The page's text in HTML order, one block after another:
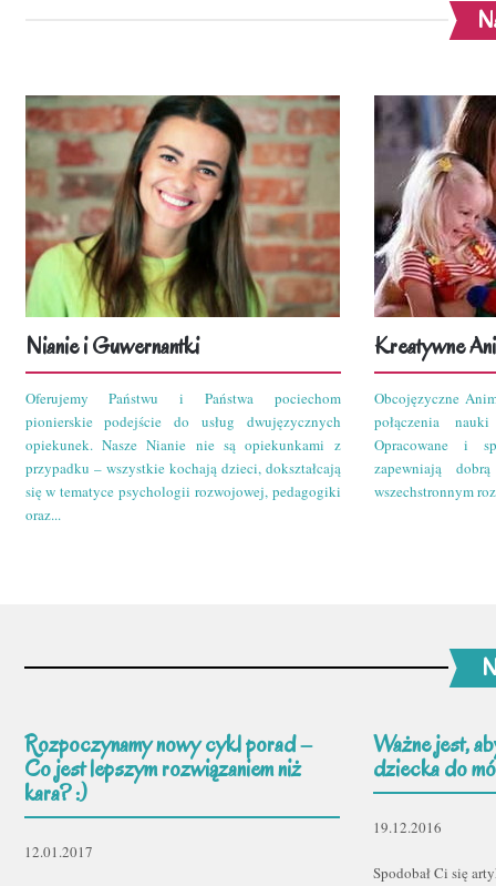
Nianie i Guwernantki
Oferujemy Państwu i Państwa pociechom
pionierskie podejście do usług dwujęzycznych
opiekunek. Nasze Nianie nie są opiekunkami z
przypadku – wszystkie kochają dzieci, dokształcają
się w tematyce psychologii rozwojowej, pedagogiki
oraz...
Kreatywne
Obcojęzyczne
połączenia
Opracowane i
zapewniają
wszechstronnym
Rozpoczynamy nowy cykl porad –
Co jest lepszym rozwiązaniem niż
kara? :)
12.01.2017
Ważne jest,
dziecka do
19.12.2016
Spodobał Ci się